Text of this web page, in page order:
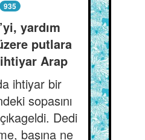
935
yardım
putlara
Arap
ihtiyar bir
sopasını
Dedi
başına ne